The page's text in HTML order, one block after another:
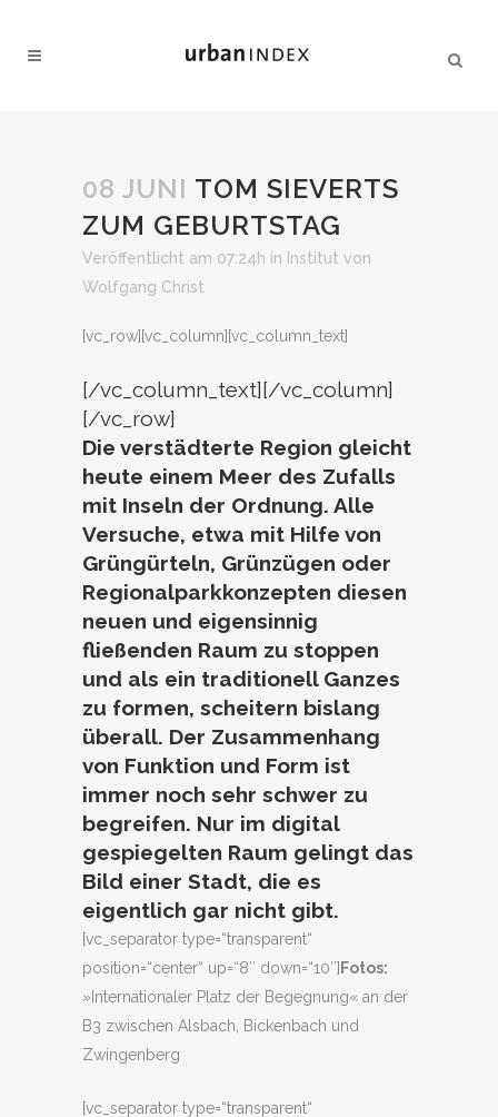
08 JUNI TOM SIEVERTS
ZUM GEBURTSTAG
Veröffentlicht am 07:24h in Institut von
Wolfgang Christ
[vc_row][vc_column][vc_column_text]
[/vc_column_text][/vc_column]
[/vc_row]
Die verstädterte Region gleicht
heute einem Meer des Zufalls
mit Inseln der Ordnung. Alle
Versuche, etwa mit Hilfe von
Grüngürteln, Grünzügen oder
Regionalparkkonzepten diesen
neuen und eigensinnig
fließenden Raum zu stoppen
und als ein traditionell Ganzes
zu formen, scheitern bislang
überall. Der Zusammenhang
von Funktion und Form ist
immer noch sehr schwer zu
begreifen. Nur im digital
gespiegelten Raum gelingt das
Bild einer Stadt, die es
eigentlich gar nicht gibt.
[vc_separator type=“transparent“
position=“center“ up=“8″ down=“10″] Fotos:
»Internationaler Platz der Begegnung« an der
B3 zwischen Alsbach, Bickenbach und
Zwingenberg
[vc_separator type=“transparent“